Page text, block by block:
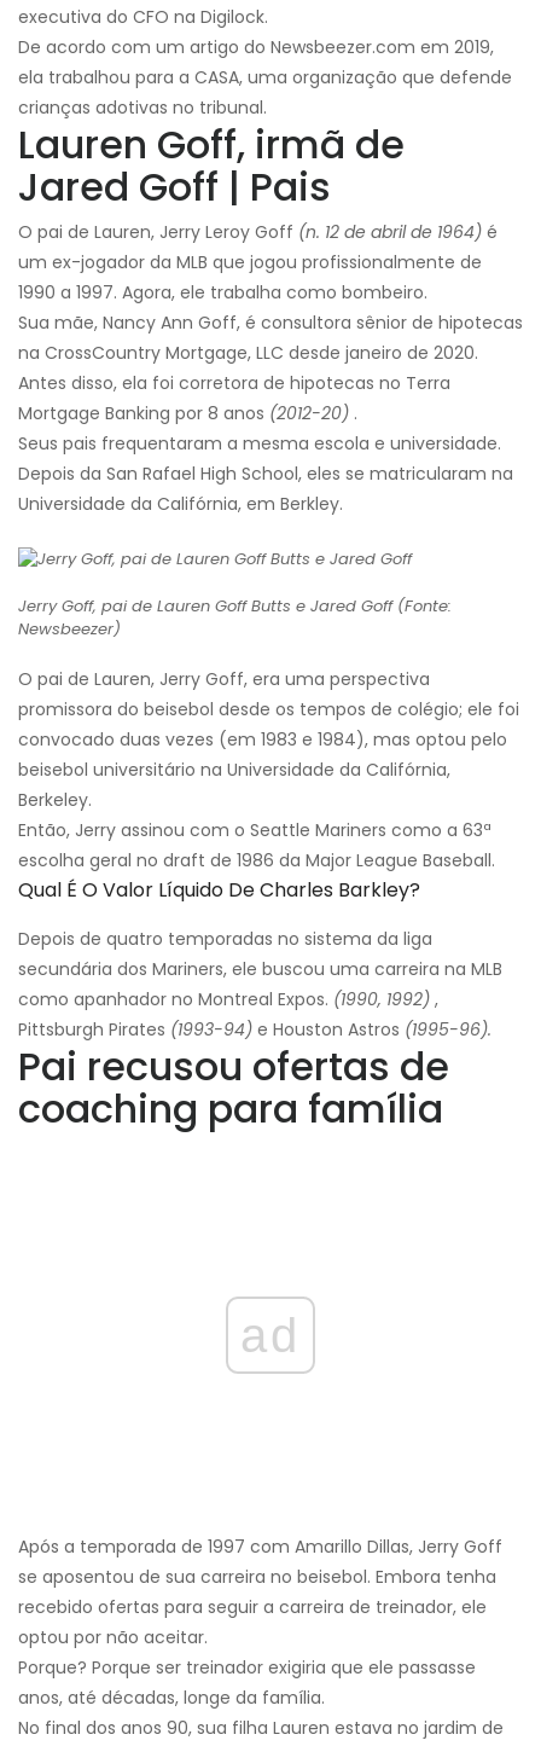
executiva do CFO na Digilock.
De acordo com um artigo do Newsbeezer.com em 2019,
ela trabalhou para a CASA, uma organização que defende
crianças adotivas no tribunal.
Lauren Goff, irmã de
Jared Goff | Pais
O pai de Lauren, Jerry Leroy Goff (n. 12 de abril de 1964) é
um ex-jogador da MLB que jogou profissionalmente de
1990 a 1997. Agora, ele trabalha como bombeiro.
Sua mãe, Nancy Ann Goff, é consultora sênior de hipotecas
na CrossCountry Mortgage, LLC desde janeiro de 2020.
Antes disso, ela foi corretora de hipotecas no Terra
Mortgage Banking por 8 anos (2012-20) .
Seus pais frequentaram a mesma escola e universidade.
Depois da San Rafael High School, eles se matricularam na
Universidade da Califórnia, em Berkley.
Jerry Goff, pai de Lauren Goff Butts e Jared Goff (Fonte:
Newsbeezer)
O pai de Lauren, Jerry Goff, era uma perspectiva
promissora do beisebol desde os tempos de colégio; ele foi
convocado duas vezes (em 1983 e 1984), mas optou pelo
beisebol universitário na Universidade da Califórnia,
Berkeley.
Então, Jerry assinou com o Seattle Mariners como a 63ª
escolha geral no draft de 1986 da Major League Baseball.
Qual É O Valor Líquido De Charles Barkley?
Depois de quatro temporadas no sistema da liga
secundária dos Mariners, ele buscou uma carreira na MLB
como apanhador no Montreal Expos. (1990, 1992) ,
Pittsburgh Pirates (1993-94) e Houston Astros (1995-96).
Pai recusou ofertas de
coaching para família
ad
Após a temporada de 1997 com Amarillo Dillas, Jerry Goff
se aposentou de sua carreira no beisebol. Embora tenha
recebido ofertas para seguir a carreira de treinador, ele
optou por não aceitar.
Porque? Porque ser treinador exigiria que ele passasse
anos, até décadas, longe da família.
No final dos anos 90, sua filha Lauren estava no jardim de